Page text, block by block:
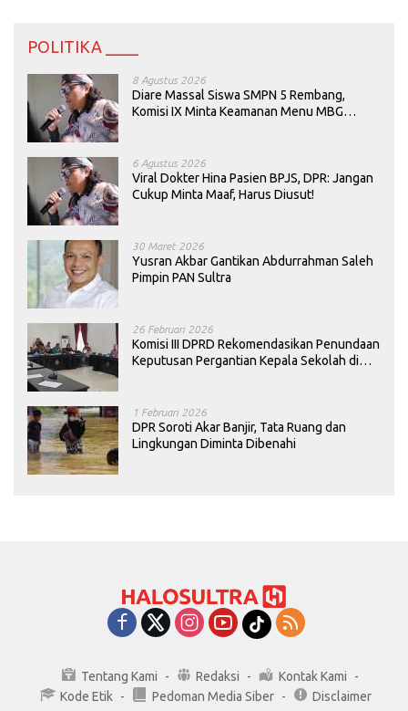
POLITIKA ____
8 Agustus 2026
Diare Massal Siswa SMPN 5 Rembang,
Komisi IX Minta Keamanan Menu MBG
6 Agustus 2026
Viral Dokter Hina Pasien BPJS, DPR: Jangan
Cukup Minta Maaf, Harus Diusut!
30 Maret 2026
Yusran Akbar Gantikan Abdurrahman Saleh
Pimpin PAN Sultra
26 Februari 2026
Komisi III DPRD Rekomendasikan Penundaan
Keputusan Pergantian Kepala Sekolah di
1 Februari 2026
DPR Soroti Akar Banjir, Tata Ruang dan
Lingkungan Diminta Dibenahi
Tentang Kami Redaksi
Kontak Kami
Kode Etik
Pedoman Media Siber Disclaimer